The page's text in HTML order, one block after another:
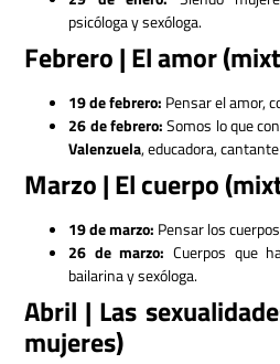
psicóloga y sexóloga.
Febrero | El amor
19 de febrero: Pensar el amor,
26 de febrero:Somos lo que
Valenzuela, educadora,
Marzo | El cuerpo
19 de marzo: Pensar los
26 de marzo: Cuerpos que
bailarina y sexóloga.
Abril | Las
mujeres)